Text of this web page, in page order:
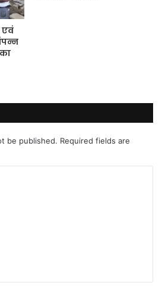
एवं
be published. Required fields are